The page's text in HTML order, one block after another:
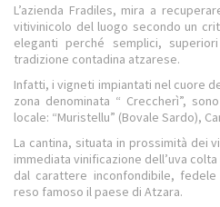
L’azienda Fradiles, mira a
vitivinicolo del luogo secondo un
eleganti perché semplici,
tradizione contadina atzarese.
Infatti, i vigneti impiantati nel cuore
zona denominata “ Creccherì”,
locale: “Muristellu” (Bovale Sardo),
La cantina, situata in prossimità dei
immediata vinificazione dell’uva
dal carattere inconfondibile,
reso famoso il paese di Atzara.